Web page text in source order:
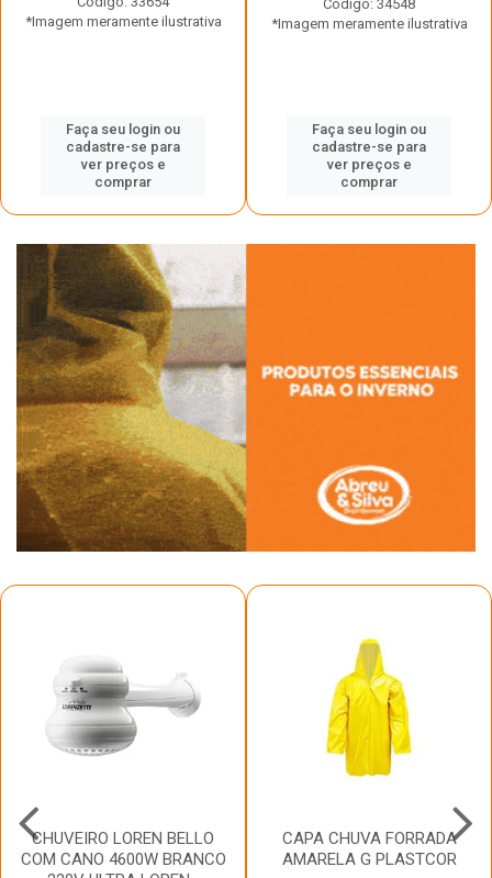
*Imagem meramente ilustrativa
Faça seu login ou
cadastre-se para
ver preços e
comprar
Código: 34548
*Imagem meramente ilustrativa
Faça seu login ou
cadastre-se para
ver preços e
comprar
CHUVEIRO LOREN BELLO
COM CANO 4600W BRANCO
CAPA CHUVA FORRADA
AMARELA G PLASTCOR